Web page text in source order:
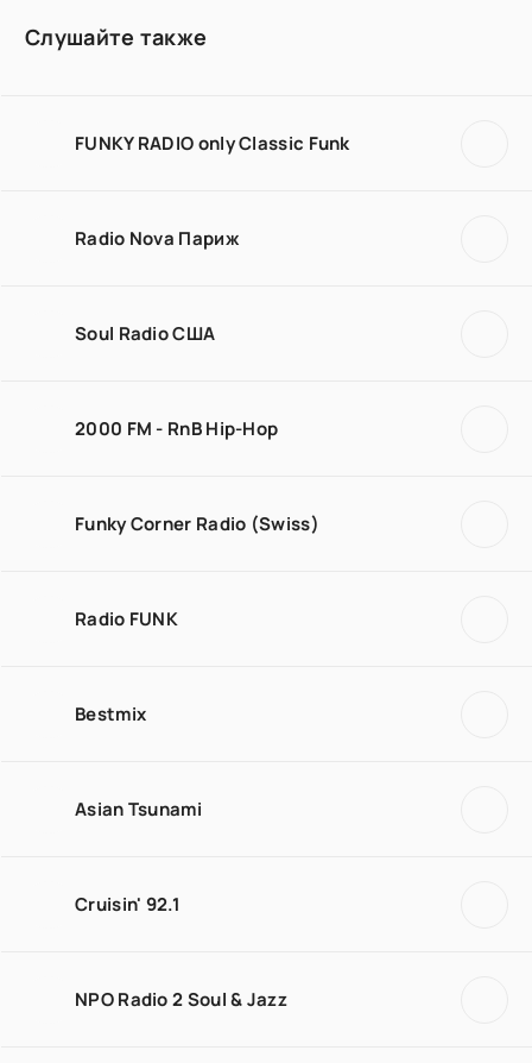
Слушайте также
FUNKY RADIO only Classic Funk
Radio Nova Париж
Soul Radio США
2000 FM - RnB Hip-Hop
Funky Corner Radio (Swiss)
Radio FUNK
Bestmix
Asian Tsunami
Cruisin' 92.1
NPO Radio 2 Soul & Jazz